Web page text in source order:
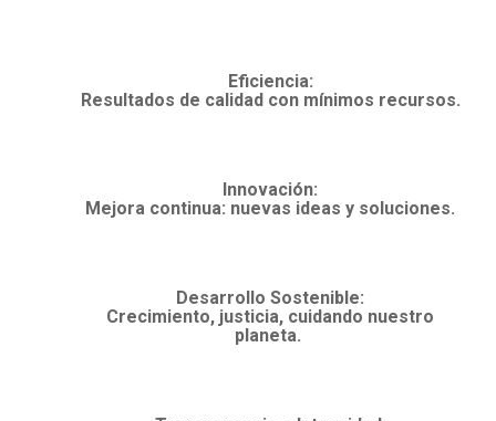
Eficiencia:
Resultados de calidad con mínimos recursos.
Innovación:
Mejora continua: nuevas ideas y soluciones.
Desarrollo Sostenible:
Crecimiento, justicia, cuidando nuestro
planeta.